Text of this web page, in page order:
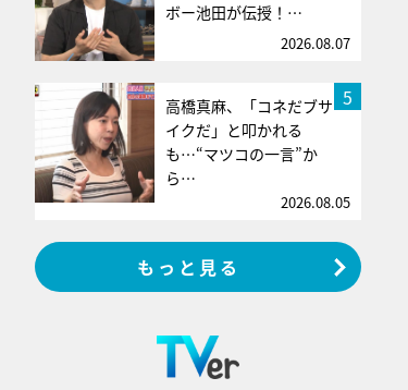
ボー池田が伝授！…
2026.08.07
5
高橋真麻、「コネだブサ
イクだ」と叩かれる
も…“マツコの一言”か
ら…
2026.08.05
もっと見る